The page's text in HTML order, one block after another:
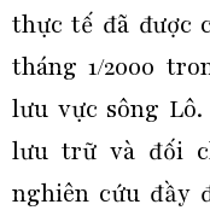
thực tế đã được
tháng 1/2000
lưu vực sông
lưu trữ và đối
nghiên cứu đầy